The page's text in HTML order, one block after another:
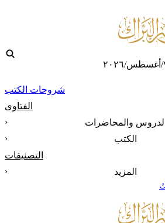
شروحات الكتب
الفتاوى
الدروس والمحاضرات
‹
الكتب
‹
التصنيفات
المزيد
‹